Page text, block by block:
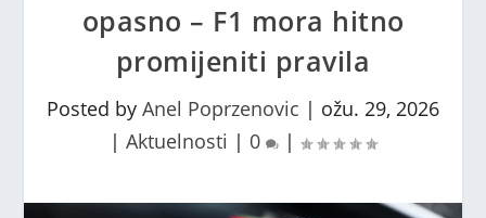
opasno – F1 mora hitno
promijeniti pravila
Posted by Anel Poprzenovic | ožu. 29, 2026
| Aktuelnosti | 0 |